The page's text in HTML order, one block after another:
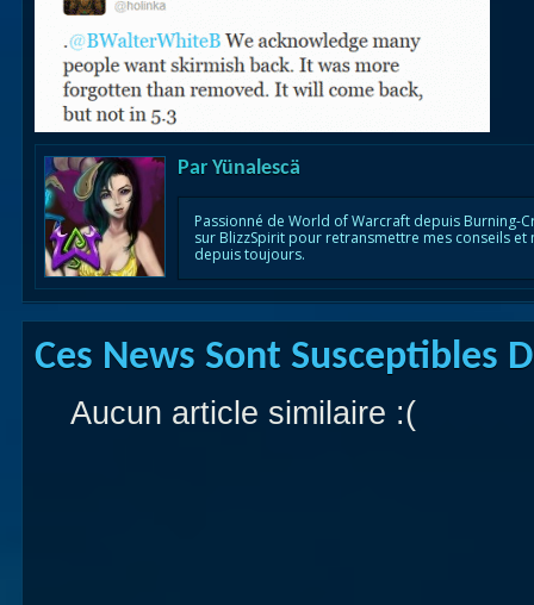
Uldum
Par Yünalescä
Passionné de World of Warcraft depuis Burning-
sur BlizzSpirit pour retransmettre mes conseils
depuis toujours.
Ces News Sont Susceptibles
Aucun article similaire :(